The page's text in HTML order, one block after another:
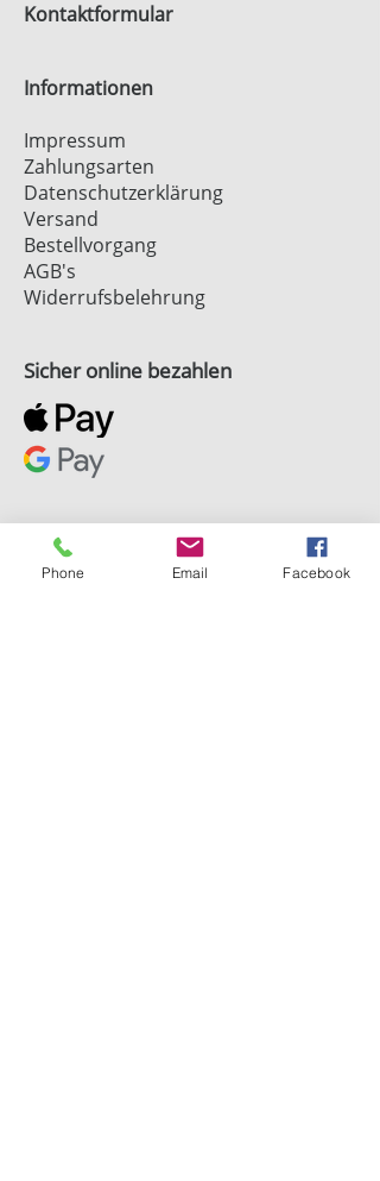
Kontaktformular
Informationen
Impressum
Zahlungsarten
Datenschutzerklärung
Versand
Bestellvorgang
AGB's
Widerrufsbelehrung
Sicher online bezahlen
Phone Email Facebook